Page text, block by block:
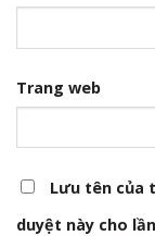
Trang web
Lưu tên của
duyệt này cho